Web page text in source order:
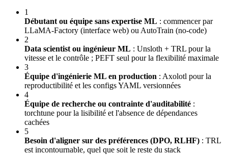
1
Débutant ou équipe sans expertise ML : commencer par
LLaMA-Factory (interface web) ou AutoTrain (no-code)
2
Data scientist ou ingénieur ML : Unsloth + TRL pour la
vitesse et le contrôle ; PEFT seul pour la flexibilité maximale
3
Équipe d'ingénierie ML en production : Axolotl pour la
reproductibilité et les configs YAML versionnées
4
Équipe de recherche ou contrainte d'auditabilité :
torchtune pour la lisibilité et l'absence de dépendances
cachées
5
Besoin d'aligner sur des préférences (DPO, RLHF) : TRL
est incontournable, quel que soit le reste du stack